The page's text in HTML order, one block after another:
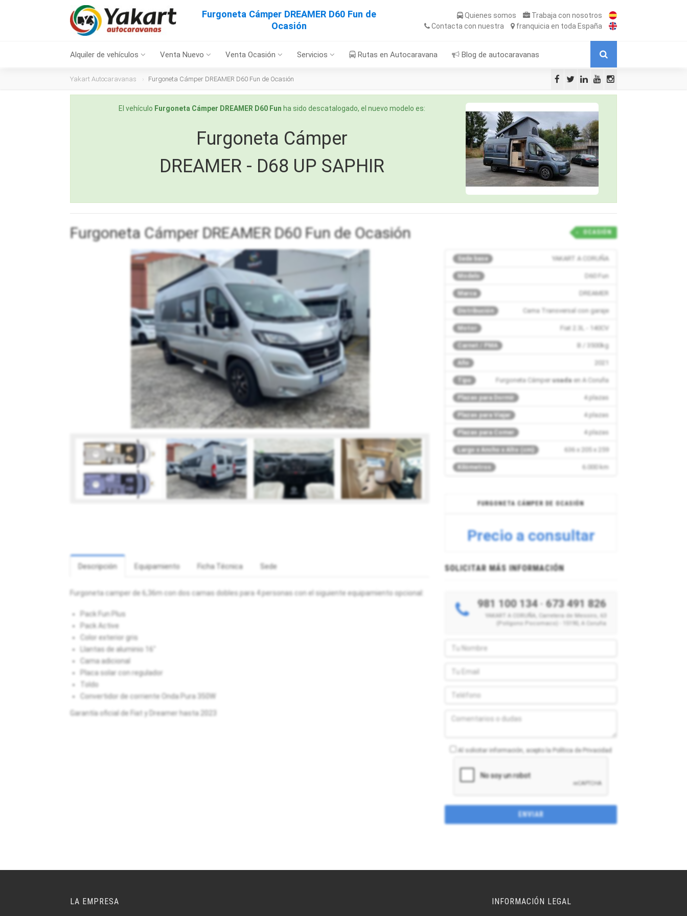
Furgoneta Cámper DREAMER D60 Fun de
Ocasión
Quienes somos Trabaja con nosotros
Contacta con nuestra franquicia en toda España
Alquiler de vehículos Venta Nuevo Venta Ocasión Servicios Rutas en Autocaravana Blog de autocaravanas
Yakart Autocaravanas Furgoneta Cámper DREAMER D60 Fun de Ocasión
El vehículo Furgoneta Cámper DREAMER D60 Fun ha sido descatalogado, el nuevo modelo es:
Furgoneta Cámper
DREAMER - D68 UP SAPHIR
OCASIÓN
Furgoneta Cámper DREAMER D60 Fun de Ocasión
Descripción Equipamiento Ficha Técnica Sede
Furgoneta camper de 6,36m con dos camas dobles para 4 personas con el siguiente equipamiento opcional:
Pack Fun Plus
Pack Active
Color exterior gris
Llantas de aluminio 16"
Cama adicional
Placa solar con regulador
Toldo
Convertidor de corriente Onda Pura 350W
Garantía oficial de Fiat y Dreamer hasta 2023
Sede base YAKART A CORUÑA
Modelo D60 Fun
Marca DREAMER
Distribución Cama Transversal con garaje
Motor Fiat 2.3L - 140CV
Carnet / PMA B / 3500kg
Año
Tipo Furgoneta Cámper usadaen A Coruña
Plazas para Dormir 4 plazas
Plazas para Viajar 4 plazas
Plazas para Comer 4 plazas
Largo x Ancho x Alto (cm) 636 x 205 x 259
Kilómetros 6.000 km
FURGONETA CÁMPER DE OCASIÓN
Precio a consultar
SOLICITAR MÁS INFORMACIÓN
981 100 134·673 491 826
YAKART A CORUÑA, Carretera de Mesoiro, 63
(Polígono Pocomaco) - 15190, A Coruña
Al solicitar información, acepto la Política de Privacidad
LA EMPRESA INFORMACIÓN LEGAL